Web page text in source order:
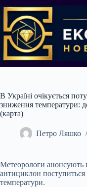
до
вмісту
В Україні очікується
зниження температури:
(карта)
Петро Ляшко
Метеорологи анонсують
антициклон
температури.